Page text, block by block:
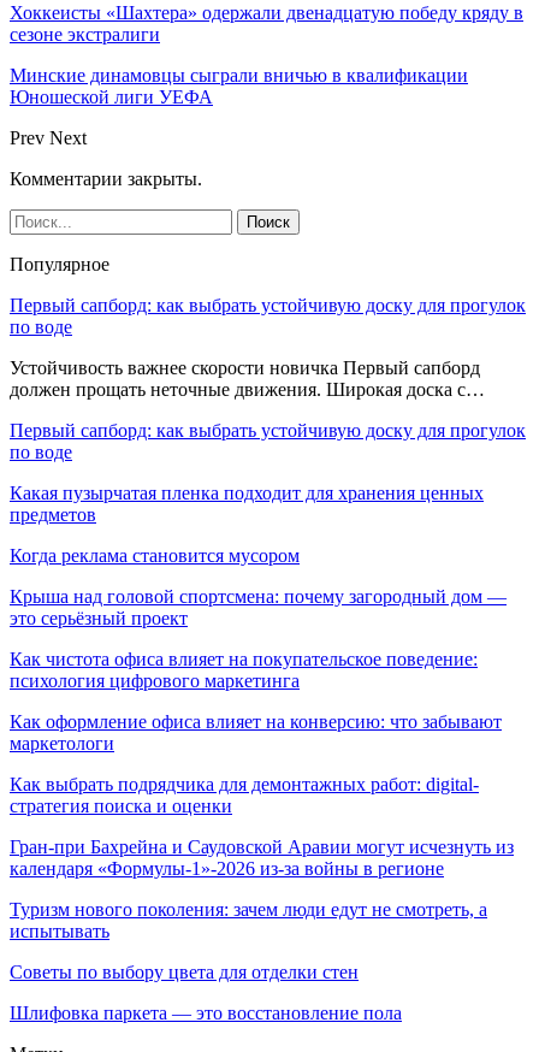
Хоккеисты «Шахтера» одержали двенадцатую победу кряду в
сезоне экстралиги
Минские динамовцы сыграли вничью в квалификации
Юношеской лиги УЕФА
Prev Next
Комментарии закрыты.
Популярное
Первый сапборд: как выбрать устойчивую доску для прогулок
по воде
Устойчивость важнее скорости новичка Первый сапборд
должен прощать неточные движения. Широкая доска с…
Первый сапборд: как выбрать устойчивую доску для прогулок
по воде
Какая пузырчатая пленка подходит для хранения ценных
предметов
Когда реклама становится мусором
Крыша над головой спортсмена: почему загородный дом —
это серьёзный проект
Как чистота офиса влияет на покупательское поведение:
психология цифрового маркетинга
Как оформление офиса влияет на конверсию: что забывают
маркетологи
Как выбрать подрядчика для демонтажных работ: digital-
стратегия поиска и оценки
Гран-при Бахрейна и Саудовской Аравии могут исчезнуть из
календаря «Формулы-1»-2026 из-за войны в регионе
Туризм нового поколения: зачем люди едут не смотреть, а
испытывать
Советы по выбору цвета для отделки стен
Шлифовка паркета — это восстановление пола